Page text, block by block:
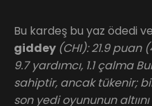
Bu kardeş bu yaz ödedi
giddey (CHI): 21.9 puan
9.7 yardımcı, 1.1 çalma
sahiptir, ancak tükenir;
son yedi oyununun